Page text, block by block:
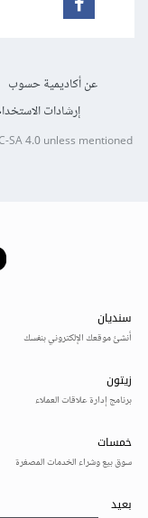
عن أكاديمية حسوب
إرشادات الاستخدام
SA 4.0unless mentioned